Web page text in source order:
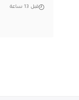
قبل 13 ساعة